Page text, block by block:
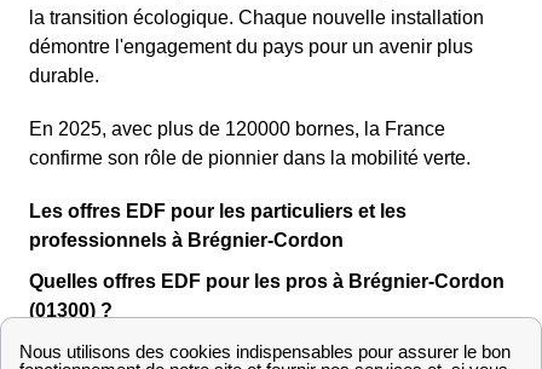
la transition écologique. Chaque nouvelle installation
démontre l'engagement du pays pour un avenir plus
durable.
En 2025, avec plus de 120000 bornes, la France
confirme son rôle de pionnier dans la mobilité verte.
Les offres EDF pour les particuliers et les
professionnels à Brégnier-Cordon
Quelles offres EDF pour les pros à Brégnier-Cordon
(01300) ?
Vous êtes un professionnel exerçant une activité à